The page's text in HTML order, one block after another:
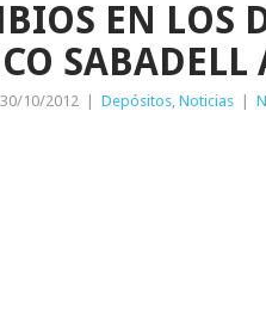
EN LOS
SABADELL
30/10/2012 Depósitos, Noticias